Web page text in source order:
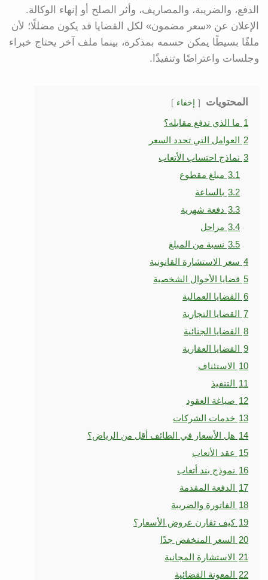
الدفع، والضريبة، والمصاريف، وأثر الصلح أو إنهاء الوكالة.
الإعلان عن «سعر مضمون» لكل القضايا قد يكون مضللًا؛ لأن
ملفًا بسيطًا يمكن حسمه بمذكرة، بينما ملف آخر يحتاج خبراء
وجلسات واعتراضًا وتنفيذًا.
المحتويات إخفاء
1 ما الذي تدفع مقابله؟
2 العوامل التي تحدد السعر
3 نماذج احتساب الأتعاب
3.1 مبلغ مقطوع
3.2 بالساعة
3.3 دفعة شهرية
3.4 مراحل
3.5 نسبة من المبلغ
4 سعر الاستشارة القانونية
5 قضايا الأحوال الشخصية
6 القضايا العمالية
7 القضايا التجارية
8 القضايا الجنائية
9 القضايا العقارية
10 الاستئناف
11 التنفيذ
12 صياغة العقود
13 خدمات الشركات
14 هل الأسعار في الطائف أقل من الرياض؟
15 عقد الأتعاب
16 نموذج بند أتعاب
17 الدفعة المقدمة
18 الفاتورة والضريبة
19 كيف تقارن عروض الأسعار؟
20 السعر المنخفض جدًا
21 الاستشارة المجانية
22 المعونة القضائية